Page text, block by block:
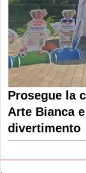
Prosegue la
Arte Bianca
divertimento